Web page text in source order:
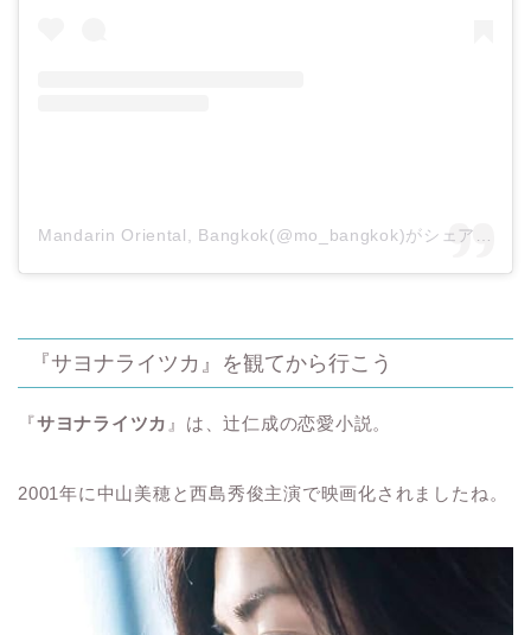
『サヨナライツカ』を観てから行こう
『サヨナライツカ 』は、辻仁成の恋愛小説。
2001年に中山美穂と西島秀俊主演で映画化されましたね。